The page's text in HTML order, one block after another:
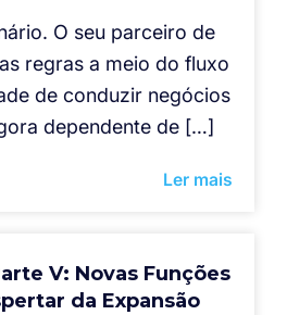
O seu parceiro de
regras a meio do fluxo
de conduzir negócios
dependente de […]
Ler mais
V: Novas Funções
da Expansão